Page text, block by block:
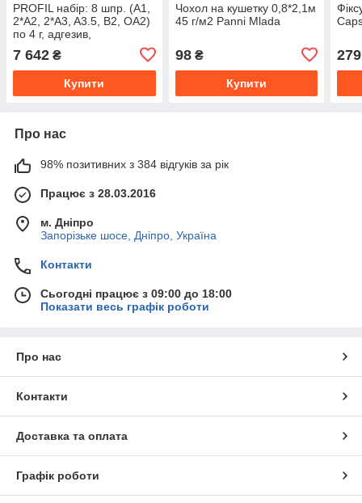
PROFIL набір: 8 шпр. (A1,
2*A2, 2*A3, A3.5, B2, OA2)
по 4 г, адгезив,
7 642 ₴
Купити
Чохол на кушетку 0,8*2,1м
45 г/м2 Panni Mlada
98₴
Купити
279
Про нас
98% позитивних з 384 відгуків за рік
Працює з 28.03.2016
м. Дніпро
Запорізьке шосе, Дніпро, Україна
Контакти
Сьогодні працює з 09:00 до 18:00
Показати весь графік роботи
Про нас
Контакти
Доставка та оплата
Графік роботи